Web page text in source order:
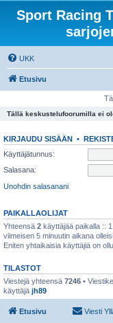
Sport Racing
UKK
Etusivu
Tällä keskustelufoorumilla ei
KIRJAUDU SISÄÄN •
Käyttäjätunnus:
Salasana:
Unohdin salasanani
PAIKALLAOLIJAT
Yhteensä 2 käyttäjää paikalla ::
viimeisen 5 minuutin aikana
Eniten yhtaikaisia käyttäjiä on
TILASTOT
Viestejä yhteensä 7246 •
käyttäjä jh89
Etusivu Viesti